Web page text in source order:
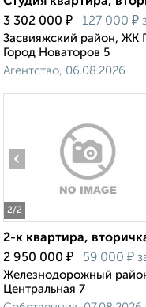
3 302 000 ₽ 127 000 ₽
Засвияжский район, ЖК
Город Новаторов 5
Агентство, 06.08.2026
2/2
‹
2-к квартира,
2 950 000 ₽ 59 000 ₽
Железнодорожный
Центральная 7